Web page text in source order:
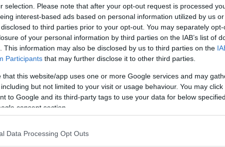
selection. Please note that after your opt-out request is processed
interest-based ads based on personal information utilized by us
to third parties prior to your opt-out. You may separately
of your personal information by third parties on the IAB’s list of
This information may also be disclosed by us to third parties on the
Participants that may further disclose it to other third parties.
that this website/app uses one or more Google services and may
but not limited to your visit or usage behaviour. You may
to Google and its third-party tags to use your data for below
consent section.
Data Processing Opt Outs